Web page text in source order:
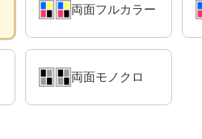
両面フルカラー
両面モノクロ